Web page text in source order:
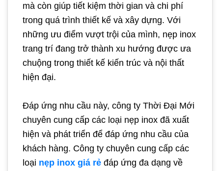
mà còn giúp tiết kiệm thời gian và chi phí
trong quá trình thiết kế và xây dựng. Với
những ưu điểm vượt trội của mình, nẹp inox
trang trí đang trở thành xu hướng được ưa
chuộng trong thiết kế kiến trúc và nội thất
hiện đại.
Đáp ứng nhu cầu này, công ty Thời Đại Mới
chuyên cung cấp các loại nẹp inox đã xuất
hiện và phát triển để đáp ứng nhu cầu của
khách hàng. Công ty chuyên cung cấp các
loại nẹp inox giá rẻ đáp ứng đa dạng về